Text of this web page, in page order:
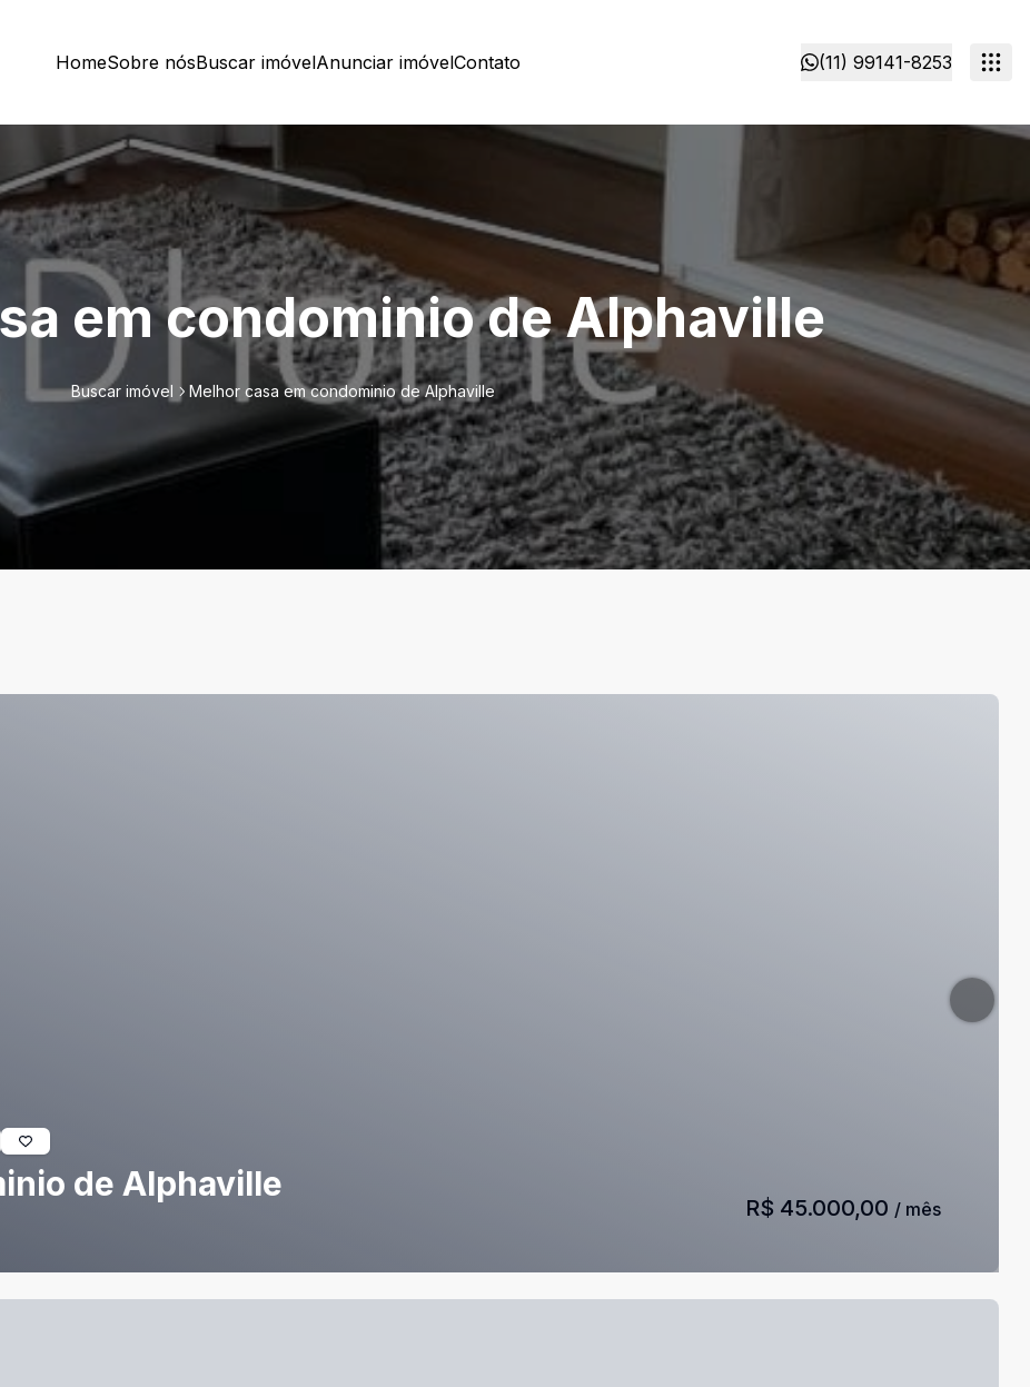
HomeSobre nósBuscar imóvelAnunciar imóvelContato (11) 99141-8253
em condominio de Alphaville
Buscar imóvel Melhor casa em condominio de Alphaville
de Alphaville
R$ 45.000,00 / mês